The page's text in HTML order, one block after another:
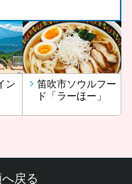
ン
笛吹市ソウルフー
ド「ラーほー」
戻る